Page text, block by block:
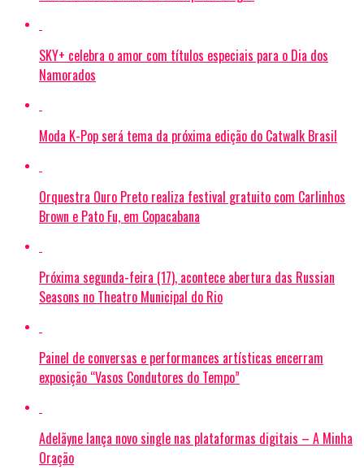
SKY+ celebra o amor com títulos especiais para o Dia dos
Namorados
Moda K-Pop será tema da próxima edição do Catwalk Brasil
Orquestra Ouro Preto realiza festival gratuito com Carlinhos
Brown e Pato Fu, em Copacabana
Próxima segunda-feira (17), acontece abertura das Russian
Seasons no Theatro Municipal do Rio
Painel de conversas e performances artísticas encerram
exposição “Vasos Condutores do Tempo”
Adelãyne lança novo single nas plataformas digitais – A Minha
Oração